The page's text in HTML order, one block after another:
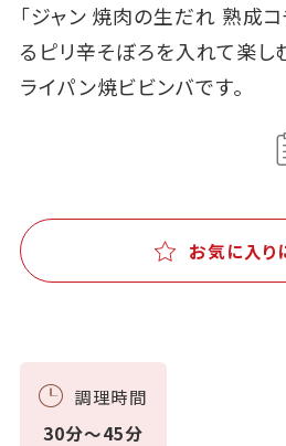
「ジャン 焼肉の生だれ 熟成
るピリ辛そぼろを入れて楽し
ライパン焼ビビンバです。
お気に入り
調理時間
30分～45分